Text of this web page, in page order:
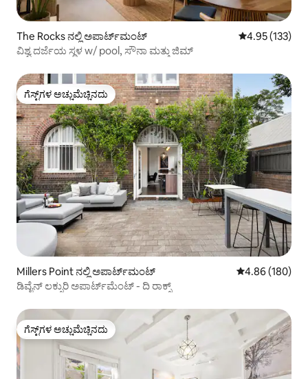
The Rocks ನಲ್ಲಿ ಅಪಾರ್ಟ್‌ಮಂಟ್ 5 ರಲ್ಲಿ 4.95
4.95 (133)
ವಿಶ್ವ ದರ್ಜೆಯ ಸ್ಥಳ w/ pool, ಸೌನಾ ಮತ್ತು ಜಿಮ್
ಗೆಸ್ಟ್‌ಗಳ ಅಚ್ಚುಮೆಚ್ಚಿನದು
ಗೆಸ್ಟ್‌ಗಳ ಅಚ್ಚುಮೆಚ್ಚಿನದು
Millers Point ನಲ್ಲಿ ಅಪಾರ್ಟ್‌ಮಂಟ್ 5 ರಲ್ಲಿ 4.86
4.86 (180)
ಡಿವೈನ್ ಲಕ್ಸುರಿ ಅಪಾರ್ಟ್‌ಮೆಂಟ್ - ದಿ ರಾಕ್ಸ್
ಗೆಸ್ಟ್‌ಗಳ ಅಚ್ಚುಮೆಚ್ಚಿನದು
ಗೆಸ್ಟ್‌ಗಳ ಅಚ್ಚುಮೆಚ್ಚಿನದು